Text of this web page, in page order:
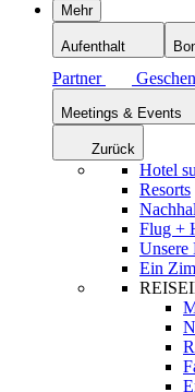
Mehr
Aufenthalt
Partner
Meetings & Events
Zurück
Hotel
Resorts
Flug +
Unsere
Ein